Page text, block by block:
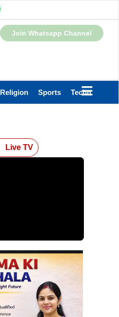
Join Whatsapp Channel
Religion Sports Technology
Live TV